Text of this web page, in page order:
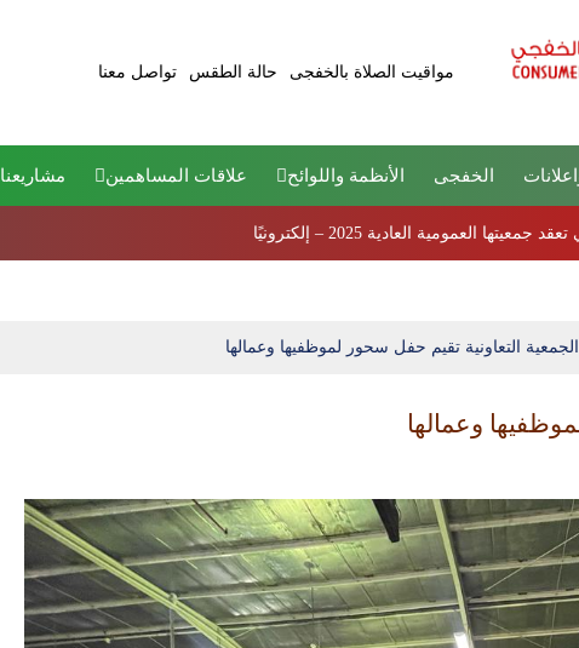
مواقيت الصلاة بالخفجى
حالة الطقس تواصل معنا
الخفجى الأنظمة واللوائح علاقات المساهمين مشاريعنا
العمومية العادية 2025 – إلكترونيًا
الجمعية التعاونية تقيم حفل سحور لموظفيها وعمالها
وعمالها